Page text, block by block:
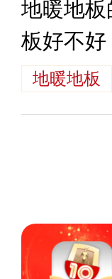
地暖地
板好不好
地暖地板